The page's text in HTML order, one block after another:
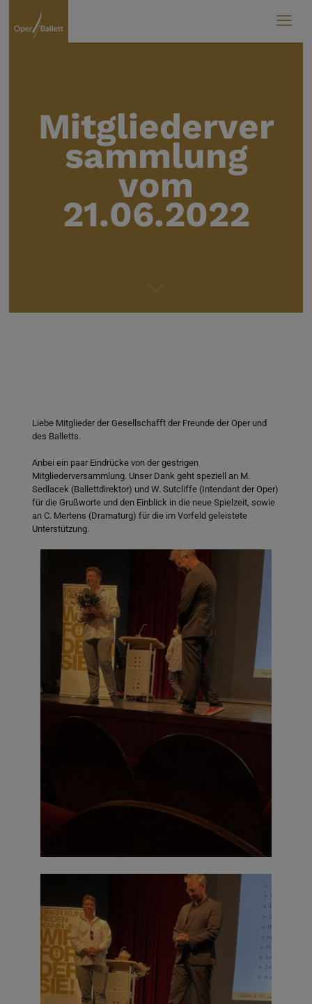
Mitgliederver
sammlung
vom
21.06.2022
Liebe Mitglieder der Gesellschafft der Freunde der Oper und
des Balletts.
Anbei ein paar Eindrücke von der gestrigen
Mitgliederversammlung. Unser Dank geht speziell an M.
Sedlacek (Ballettdirektor) und W. Sutcliffe (Intendant der Oper)
für die Grußworte und den Einblick in die neue Spielzeit, sowie
an C. Mertens (Dramaturg) für die im Vorfeld geleistete
Unterstützung.